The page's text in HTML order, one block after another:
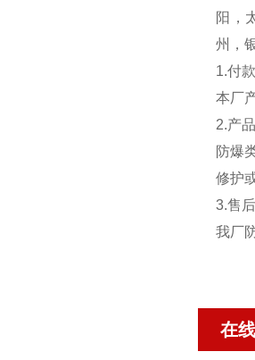
阳，
州，
1.付
本厂
2.产
防爆
修护
3.售
我厂
在